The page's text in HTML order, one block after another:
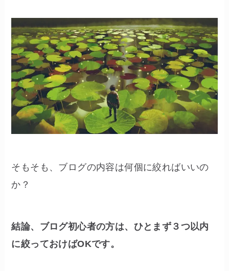
そもそも、ブログの内容は何個に絞ればいいの
か？
結論、ブログ初心者の方は、ひとまず３つ以内
に絞っておけばOKです。